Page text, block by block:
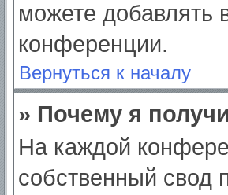
можете добавлять
конференции.
Вернуться к началу
» Почему я
На каждой
собственный свод